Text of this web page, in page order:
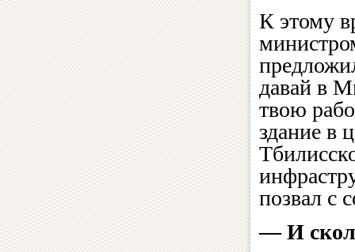
К этому
давай в
твою
здание в
позвал с
— И